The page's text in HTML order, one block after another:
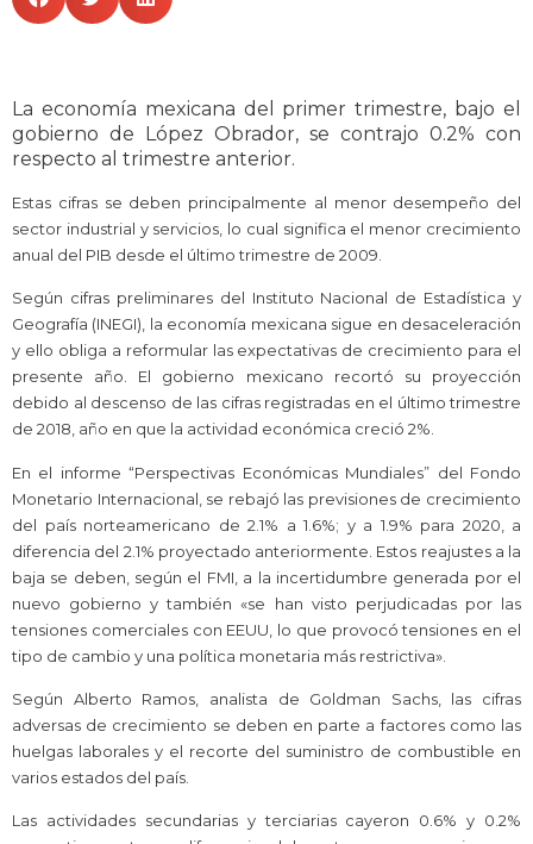
La economía mexicana del primer trimestre, bajo el
gobierno de López Obrador, se contrajo 0.2% con
respecto al trimestre anterior.
Estas cifras se deben principalmente al menor desempeño del
sector industrial y servicios, lo cual significa el menor crecimiento
anual del PIB desde el último trimestre de 2009.
Según cifras preliminares del Instituto Nacional de Estadística y
Geografía (INEGI), la economía mexicana sigue en desaceleración
y ello obliga a reformular las expectativas de crecimiento para el
presente año. El gobierno mexicano recortó su proyección
debido al descenso de las cifras registradas en el último trimestre
de 2018, año en que la actividad económica creció 2%.
En el informe “Perspectivas Económicas Mundiales” del Fondo
Monetario Internacional, se rebajó las previsiones de crecimiento
del país norteamericano de 2.1% a 1.6%; y a 1.9% para 2020, a
diferencia del 2.1% proyectado anteriormente. Estos reajustes a la
baja se deben, según el FMI, a la incertidumbre generada por el
nuevo gobierno y también «se han visto perjudicadas por las
tensiones comerciales con EEUU, lo que provocó tensiones en el
tipo de cambio y una política monetaria más restrictiva».
Según Alberto Ramos, analista de Goldman Sachs, las cifras
adversas de crecimiento se deben en parte a factores como las
huelgas laborales y el recorte del suministro de combustible en
varios estados del país.
Las actividades secundarias y terciarias cayeron 0.6% y 0.2%